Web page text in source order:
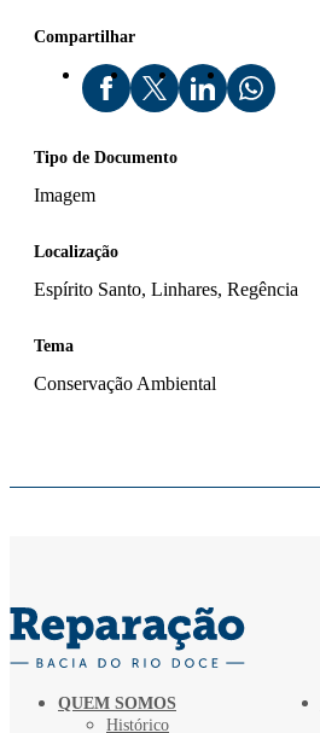
Compartilhar
Tipo de Documento
Imagem
Localização
Espírito Santo, Linhares, Regência
Tema
Conservação Ambiental
QUEM SOMOS
Histórico